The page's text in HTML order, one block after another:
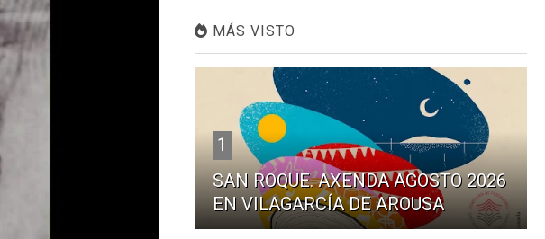
MÁS VISTO
1
SAN ROQUE. AXENDA AGOSTO 2026
EN VILAGARCÍA DE AROUSA